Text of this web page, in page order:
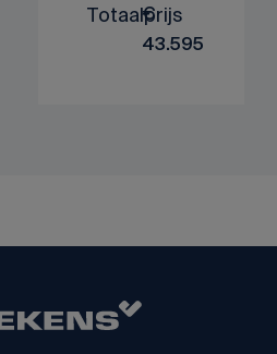
Totaalprijs
€
43.595